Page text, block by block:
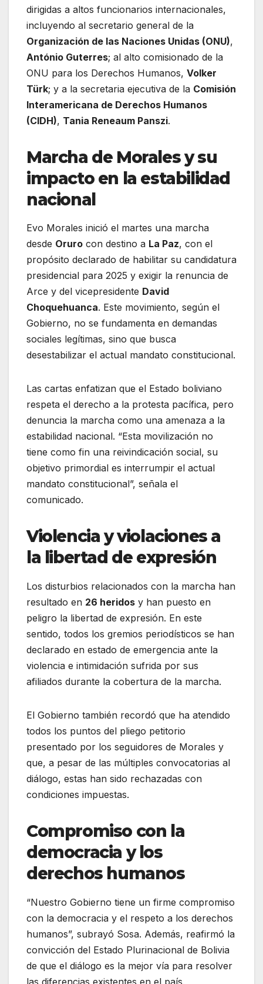
dirigidas a altos funcionarios internacionales,
incluyendo al secretario general de la
Organización de las Naciones Unidas (ONU),
António Guterres; al alto comisionado de la
ONU para los Derechos Humanos, Volker
Türk; y a la secretaria ejecutiva de la Comisión
Interamericana de Derechos Humanos
(CIDH), Tania Reneaum Panszi.
Marcha de Morales y su
impacto en la estabilidad
nacional
Evo Morales inició el martes una marcha
desde Oruro con destino a La Paz, con el
propósito declarado de habilitar su candidatura
presidencial para 2025 y exigir la renuncia de
Arce y del vicepresidente David
Choquehuanca. Este movimiento, según el
Gobierno, no se fundamenta en demandas
sociales legítimas, sino que busca
desestabilizar el actual mandato constitucional.
Las cartas enfatizan que el Estado boliviano
respeta el derecho a la protesta pacífica, pero
denuncia la marcha como una amenaza a la
estabilidad nacional. “Esta movilización no
tiene como fin una reivindicación social, su
objetivo primordial es interrumpir el actual
mandato constitucional”, señala el
comunicado.
Violencia y violaciones a
la libertad de expresión
Los disturbios relacionados con la marcha han
resultado en 26 heridos y han puesto en
peligro la libertad de expresión. En este
sentido, todos los gremios periodísticos se han
declarado en estado de emergencia ante la
violencia e intimidación sufrida por sus
afiliados durante la cobertura de la marcha.
El Gobierno también recordó que ha atendido
todos los puntos del pliego petitorio
presentado por los seguidores de Morales y
que, a pesar de las múltiples convocatorias al
diálogo, estas han sido rechazadas con
condiciones impuestas.
Compromiso con la
democracia y los
derechos humanos
“Nuestro Gobierno tiene un firme compromiso
con la democracia y el respeto a los derechos
humanos”, subrayó Sosa. Además, reafirmó la
convicción del Estado Plurinacional de Bolivia
de que el diálogo es la mejor vía para resolver